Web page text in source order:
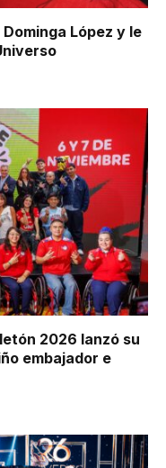
López y le
2026 lanzó su
embajador e